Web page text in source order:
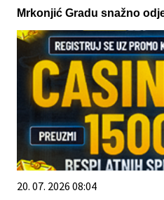
Mrkonjić Gradu snažno
20. 07. 2026 08:04